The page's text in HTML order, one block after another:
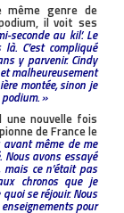
même genre de
il voit ses
seconde au kil’. Le
C’est compliqué
y parvenir. Cindy
malheureusement
montée, sinon je
»
nouvelle fois
de France le
avant même de me
avons essayé
ce n’était pas
chronos que je
se réjouir. Nous
pour